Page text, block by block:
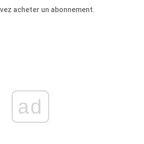
acheter un abonnement.
ad